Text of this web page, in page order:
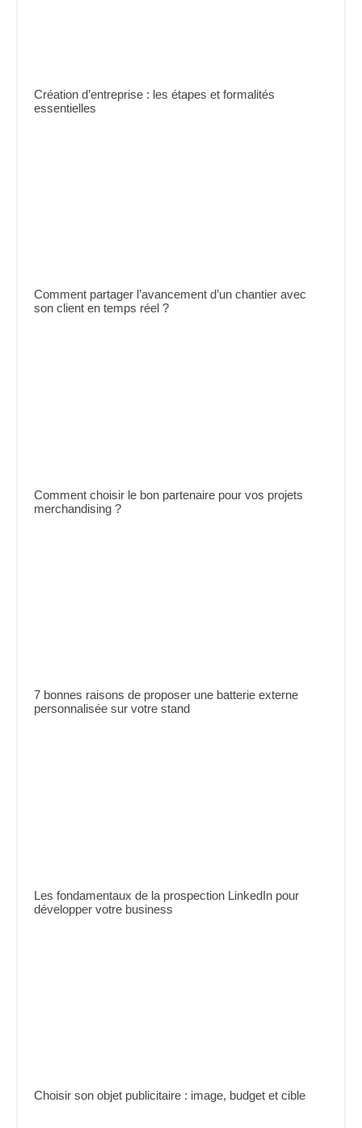
Création d’entreprise : les étapes et formalités
essentielles
Comment partager l’avancement d’un chantier avec
son client en temps réel ?
Comment choisir le bon partenaire pour vos projets
merchandising ?
7 bonnes raisons de proposer une batterie externe
personnalisée sur votre stand
Les fondamentaux de la prospection LinkedIn pour
développer votre business
Choisir son objet publicitaire : image, budget et cible